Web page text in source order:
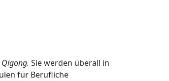
Qigong. Sie werden überall in
für Berufliche